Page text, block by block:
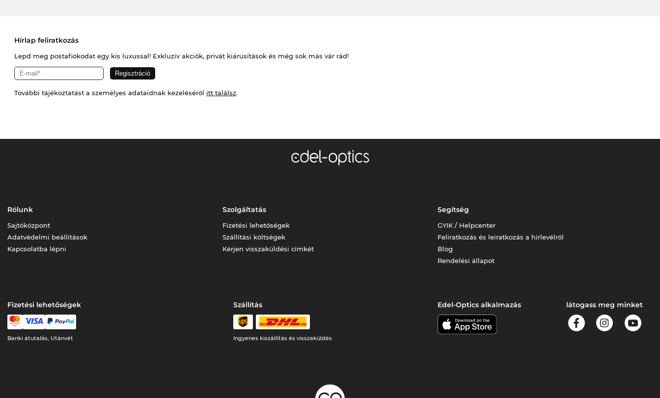
Hírlap feliratkozás
Lepd meg postafiókodat egy kis luxussal! Exkluzív akciók, privát kiárusítások és még sok más vár rád!
További tájékoztatást a személyes adataidnak kezeléséről itt találsz.
Rólunk
Sajtóközpont
Adatvédelmi beállítások
Kapcsolatba lépni
Szolgáltatás
Fizetési lehetőségek
Szállítási költségek
Kérjen visszaküldési címkét
Segítség
GYIK / Helpcenter
Feliratkozás és leiratkozás a hírlevélről
Blog
Rendelési állapot
Fizetési lehetőségek
Banki átutalás, Utánvét
Szállítás
Ingyenes kiszállítás és visszaküldés
Edel-Optics alkalmazás látogass meg minket